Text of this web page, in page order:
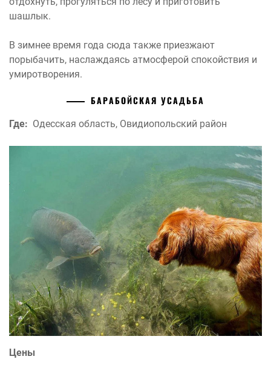
шашлык.
В зимнее время года сюда также приезжают
порыбачить, наслаждаясь атмосферой спокойствия и
умиротворения.
БАРАБОЙСКАЯ УСАДЬБА
Где: Одесская область, Овидиопольский район
Цены